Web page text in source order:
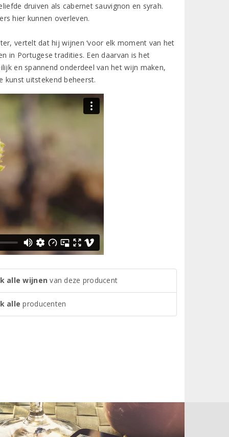
druiven als cabernet sauvignon en syrah.
hier kunnen overleven.
vertelt dat hij wijnen ‘voor elk moment van het
in Portugese tradities. Een daarvan is het
en spannend onderdeel van het wijn maken,
kunst uitstekend beheerst.
alle wijnen van deze producent
alle producenten